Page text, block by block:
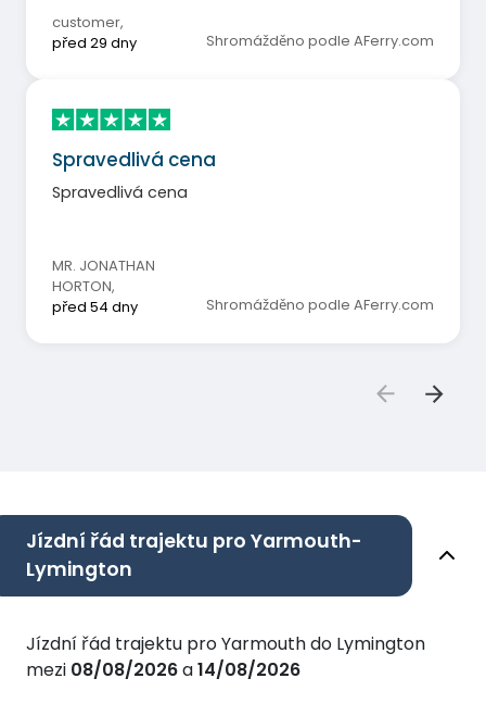
customer,
před 29 dny
Shromážděno podle AFerry.com
Spravedlivá cena
Spravedlivá cena
MR. JONATHAN
HORTON,
před 54 dny
Shromážděno podle AFerry.com
Jízdní řád trajektu pro Yarmouth-
Lymington
Jízdní řád trajektu pro Yarmouth do Lymington
mezi 08/08/2026a14/08/2026